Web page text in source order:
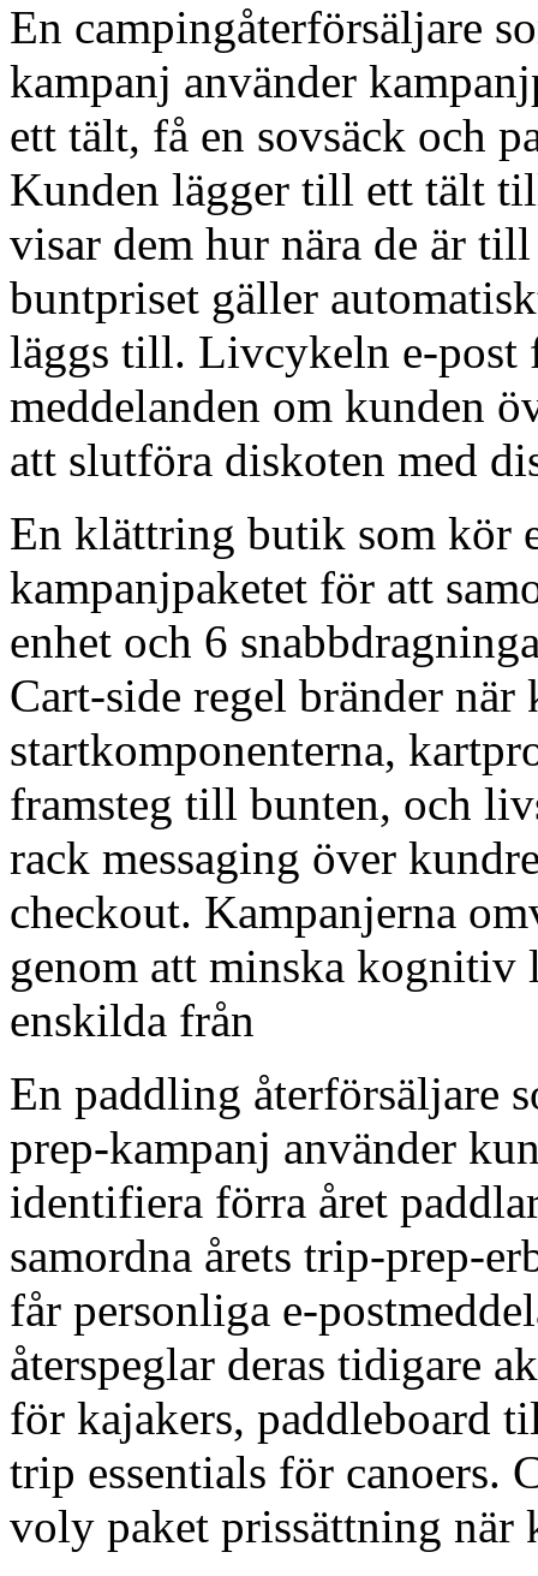
En campingåterförsäljare
kampanj använder
ett tält, få en sovsäck och
Kunden lägger till ett tält
visar dem hur nära de är
buntpriset gäller
läggs till. Livcykeln e-
meddelanden om kunden
att slutföra diskoten med
En klättring butik som kör
kampanjpaketet för att
enhet och 6
Cart-side regel bränder när
startkomponenterna,
framsteg till bunten, och
rack messaging över
checkout. Kampanjerna
genom att minska kognitiv
enskilda från
En paddling återförsäljare
prep-kampanj använder
identifiera förra året
samordna årets trip-prep-
får personliga e-
återspeglar deras tidigare
för kajakers, paddleboard
trip essentials för canoers.
voly paket prissättning när